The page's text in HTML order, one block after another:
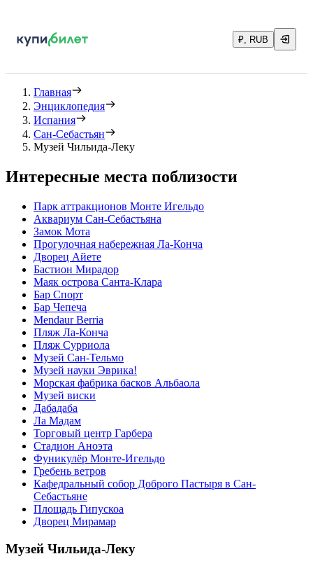
₽, RUB
Главная
Энциклопедия
Испания
Сан-Себастьян
Музей Чильида-Леку
Интересные места поблизости
Парк аттракционов Монте Игельдо
Аквариум Сан-Себастьяна
Замок Мота
Прогулочная набережная Ла-Конча
Дворец Айете
Бастион Мирадор
Маяк острова Санта-Клара
Бар Спорт
Бар Чепеча
Mendaur Berria
Пляж Ла-Конча
Пляж Сурриола
Музей Сан-Тельмо
Музей науки Эврика!
Морская фабрика басков Альбаола
Музей виски
Дабадаба
Ла Мадам
Торговый центр Гарбера
Стадион Аноэта
Фуникулёр Монте-Игельдо
Гребень ветров
Кафедральный собор Доброго Пастыря в Сан-
Себастьяне
Площадь Гипускоа
Дворец Мирамар
Музей Чильида-Леку